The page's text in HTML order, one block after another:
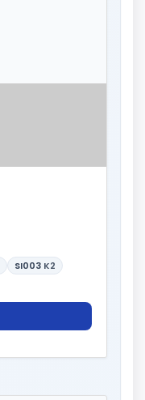
SI003 K2